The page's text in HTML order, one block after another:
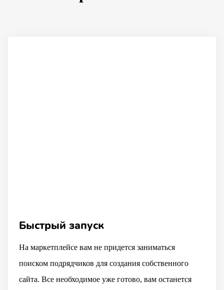
Быстрый запуск
На маркетплейсе вам не придется заниматься
поиском подрядчиков для создания собственного
сайта. Все необходимое уже готово, вам останется